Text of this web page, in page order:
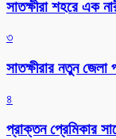
সাতক্ষীরা শহরে এক
৩
সাতক্ষীরার নতুন
৪
প্রাক্তন প্রেমিকার